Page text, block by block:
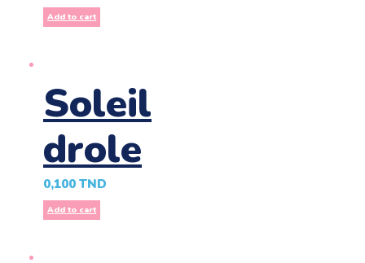
Add to cart
Soleil
drole
0,100 TND
Add to cart